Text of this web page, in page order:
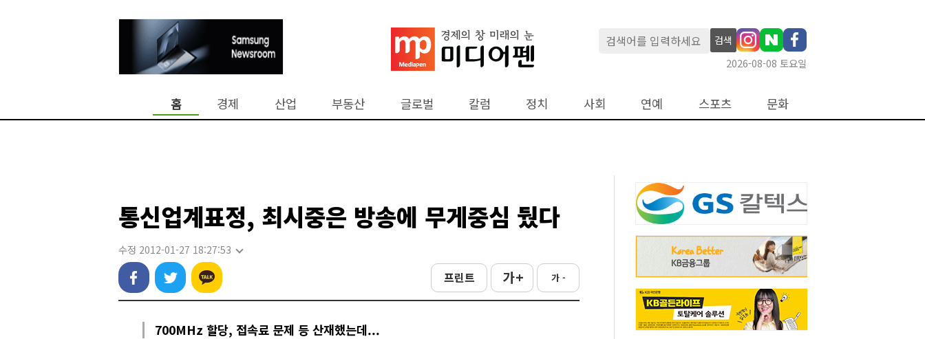
검색
2026-08-08 토요일
홈 경제 산업 부동산 글로벌 칼럼 정치 사회 연예 스포츠 문화
통신업계표정, 최시중은 방송에 무게중심 뒀다
수정 2012-01-27 18:27:53
프린트 가 + 가 -
700MHz 할당, 접속료 문제 등 산재했는데...